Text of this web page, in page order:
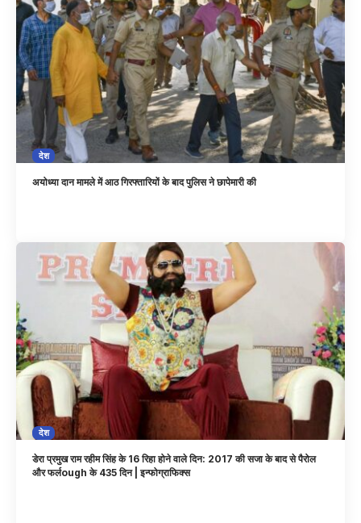
देश
अयोध्या दान मामले में आठ गिरफ्तारियों के बाद पुलिस ने छापेमारी की
देश
डेरा प्रमुख राम रहीम सिंह के 16 रिहा होने वाले दिन: 2017 की सजा के बाद से पैरोल
और फर्लough के 435 दिन | इन्फोग्राफिक्स